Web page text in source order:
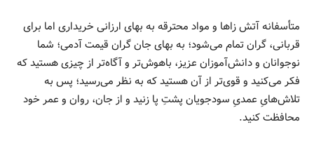
متأسفانه آتش زاها و مواد محترقه به بهای ارزانی خریداری اما برای
قربانی، گران تمام می‌شود؛ به بهای جان گران قیمت آدمی؛ شما
نوجوانان و دانش‌آموزان عزیز، باهوش‌تر و آگاه‌تر از چیزی هستید که
فکر می‌کنید و قوی‌تر از آن هستید که به نظر می‌رسید؛ پس به
تلاش‌هایِ عمدیِ سودجویان پشتِ پا زنید و از جان، روان و عمر خود
محافظت کنید.